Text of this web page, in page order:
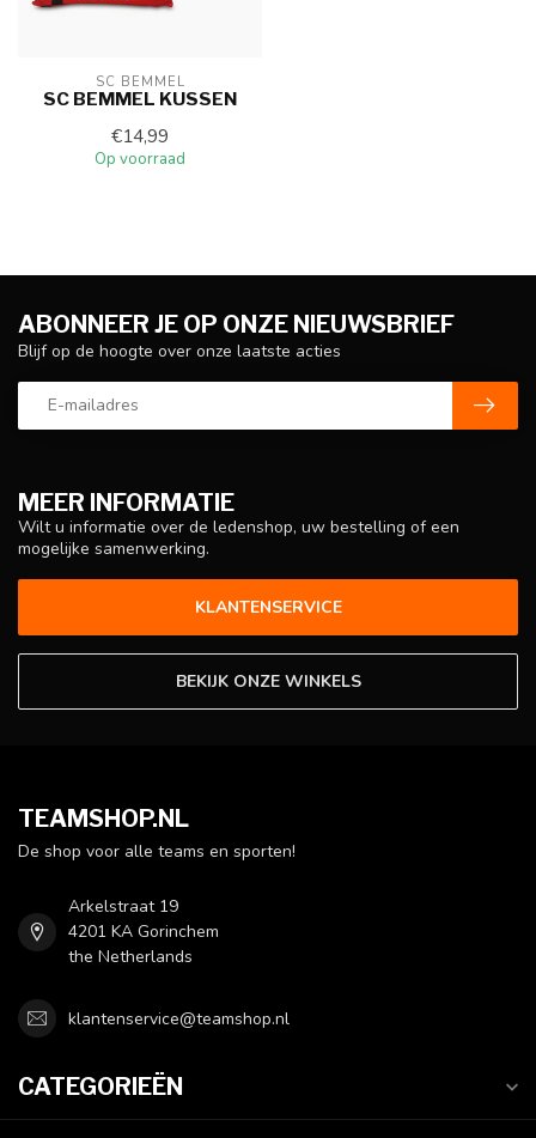
SC BEMMEL
SC BEMMEL KUSSEN
€14,99
Op voorraad
MEER INFORMATIE
Wilt u informatie over de ledenshop, uw bestelling of een
mogelijke samenwerking.
KLANTENSERVICE
BEKIJK ONZE WINKELS
ABONNEER JE OP ONZE NIEUWSBRIEF
Blijf op de hoogte over onze laatste acties
TEAMSHOP.NL
De shop voor alle teams en sporten!
Arkelstraat 19
4201 KA Gorinchem
the Netherlands
klantenservice@teamshop.nl
CATEGORIEËN